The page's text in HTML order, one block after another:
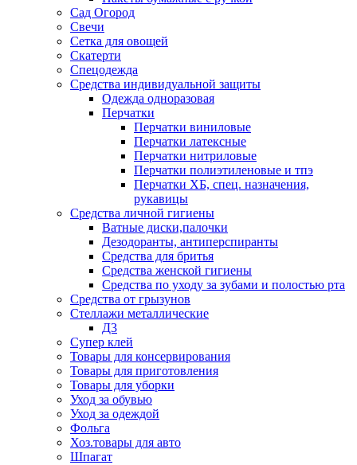
Сад Огород
Свечи
Сетка для овощей
Скатерти
Спецодежда
Средства индивидуальной защиты
Одежда одноразовая
Перчатки
Перчатки виниловые
Перчатки латексные
Перчатки нитриловые
Перчатки полиэтиленовые и тпэ
Перчатки ХБ, спец. назначения,
рукавицы
Средства личной гигиены
Ватные диски,палочки
Дезодоранты, антиперспиранты
Средства для бритья
Средства женской гигиены
Средства по уходу за зубами и полостью рта
Средства от грызунов
Стеллажи металлические
Д3
Супер клей
Товары для консервирования
Товары для приготовления
Товары для уборки
Уход за обувью
Уход за одеждой
Фольга
Хоз.товары для авто
Шпагат